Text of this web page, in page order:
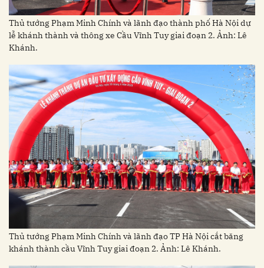
Thủ tướng Phạm Minh Chính và lãnh đạo thành phố Hà Nội dự
lễ khánh thành và thông xe Cầu Vĩnh Tuy giai đoạn 2. Ảnh: Lê
Khánh.
Thủ tướng Phạm Minh Chính và lãnh đạo TP Hà Nội cắt băng
khánh thành cầu Vĩnh Tuy giai đoạn 2. Ảnh: Lê Khánh.